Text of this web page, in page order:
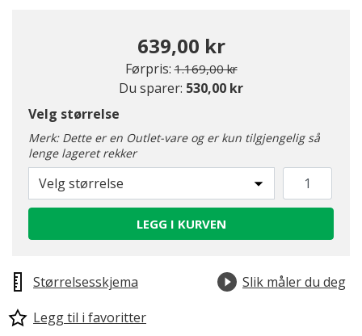
639,00 kr
Førpris: Pris redusert fra
1.169,00 krtil
Du sparer: 530,00 kr
Velg størrelse
Merk: Dette er en Outlet-vare og er kun tilgjengelig så
lenge lageret rekker
Velg størrelse
LEGG I KURVEN
Størrelsesskjema
Slik måler du deg
Legg til i favoritter